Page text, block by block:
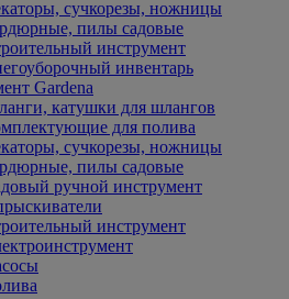
сучкорезы, ножницы
пилы садовые
инструмент
инвентарь
Gardena
катушки для шлангов
для полива
сучкорезы, ножницы
пилы садовые
ручной инструмент
инструмент